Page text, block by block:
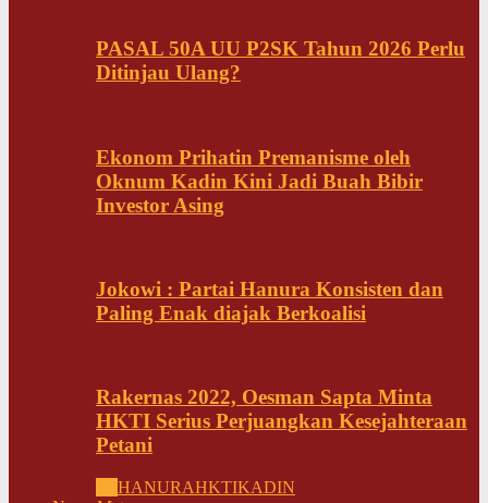
PASAL 50A UU P2SK Tahun 2026 Perlu
Ditinjau Ulang?
Ekonom Prihatin Premanisme oleh
Oknum Kadin Kini Jadi Buah Bibir
Investor Asing
Jokowi : Partai Hanura Konsisten dan
Paling Enak diajak Berkoalisi
Rakernas 2022, Oesman Sapta Minta
HKTI Serius Perjuangkan Kesejahteraan
Petani
HANURAHKTIKADIN